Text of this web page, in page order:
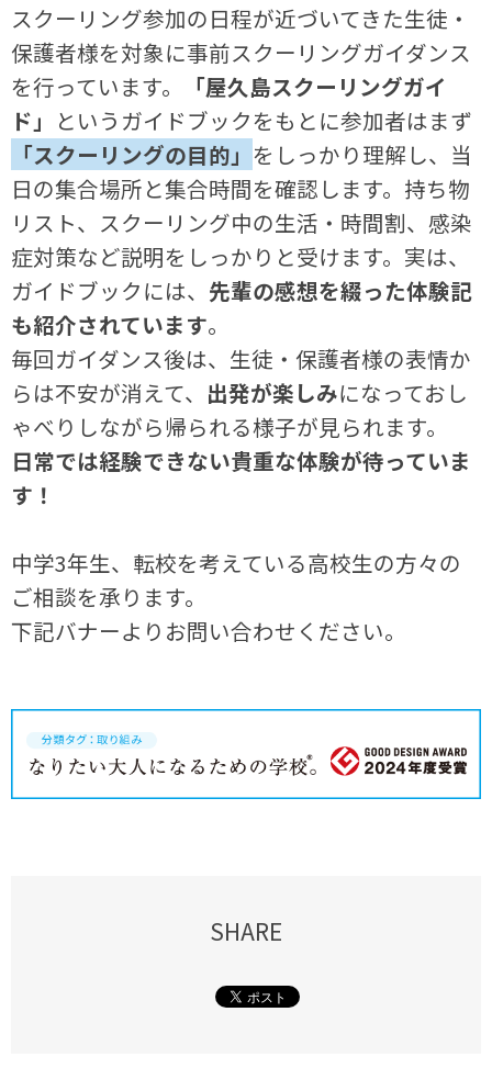
スクーリング参加の日程が近づいてきた生徒・
保護者様を対象に事前スクーリングガイダンス
を行っています。
「屋久島スクーリングガイ
ド」 というガイドブックをもとに参加者はまず
「スクーリングの目的」 をしっかり理解し、当
日の集合場所と集合時間を確認します。持ち物
リスト、スクーリング中の生活・時間割、感染
症対策など説明をしっかりと受けます。実は、
ガイドブックには、 先輩の感想を綴った体験記
も紹介されています。
毎回ガイダンス後は、生徒・保護者様の表情か
らは不安が消えて、 出発が楽しみになっておし
ゃべりしながら帰られる様子が見られます。
日常では経験できない貴重な体験が待っていま
す！
中学3年生、転校を考えている高校生の方々の
ご相談を承ります。
下記バナーよりお問い合わせください。
SHARE